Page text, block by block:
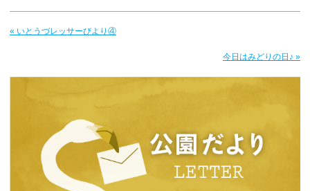
« いとうづレッサーびより④
今日はみどりの日♪ »